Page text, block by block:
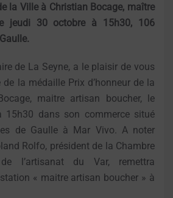
la Ville à Christian Bocage, maître
jeudi 30 octobre à 15h30, 106
de La Seyne, a le plaisir de vous
la médaille Prix d’honneur de la
maitre artisan boucher, le
15h30 dans son commerce situé
de Gaulle à Mar Vivo. A noter
Rolfo, président de la Chambre
l’artisanat du Var, remettra
« maitre artisan boucher » à